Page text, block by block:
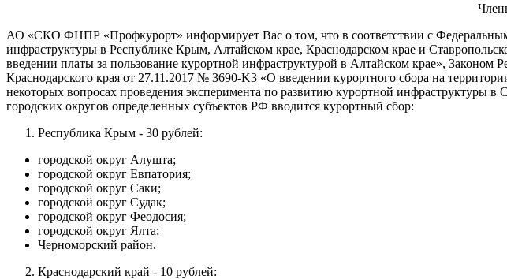
АО «СКО ФНПР «Профкурорт» информирует Вас о том, что в соответствии с
инфраструктуры в Республике Крым, Алтайском крае, Краснодарском крае и
введении платы за пользование курортной инфраструктурой в Алтайском крае»,
Краснодарского края от 27.11.2017 № 3690-K3 «О введении курортного сбора на
некоторых вопросах проведения эксперимента по развитию курортной инфраструктуры
городских округов определенных субъектов РФ вводится курортный сбор:
Республика Крым - 30 рублей:
городской округ Алушта;
городской округ Евпатория;
городской округ Саки;
городской округ Судак;
городской округ Феодосия;
городской округ Ялта;
Черноморский район.
Краснодарский край - 10 рублей: